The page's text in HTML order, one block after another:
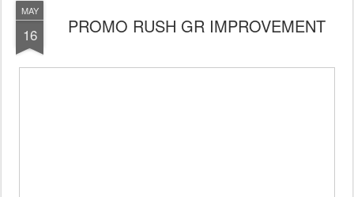
MAY
16 PROMO RUSH GR IMPROVEMENT